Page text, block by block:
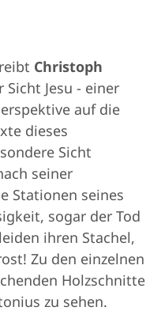
Christoph
Sicht Jesu - einer
auf die
dieses
Sicht
seiner
Stationen seines
sogar der Tod
ihren Stachel,
Zu den einzelnen
Holzschnitte
zu sehen.